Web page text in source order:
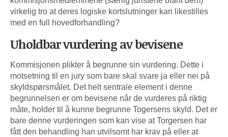
virkelig tro at deres logiske kortslutninger kan likestilles
med en full hovedforhandling?
Uholdbar vurdering av bevisene
Kommisjonen plikter å begrunne sin vurdering. Dette i
motsetning til en jury som bare skal svare ja eller nei på
skyldspørsmålet. Det helt sentrale element i denne
begrunnelsen er om bevisene når de vurderes på riktig
måte, holder til å kunne begrunne Togersens skyld. Det er
bare denne vurderingen som kan vise at Torgersen har
fått den behandling han utvilsomt har krav på eller at